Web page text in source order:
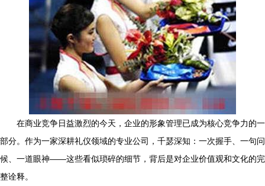
在商业竞争日益激烈的今天，企业的形象管理已成为核心竞争力的一
部分。作为一家深耕礼仪领域的专业公司，千瑟深知：一次握手、一句问
候、一道眼神——这些看似琐碎的细节，背后是对企业价值观和文化的完
整诠释。